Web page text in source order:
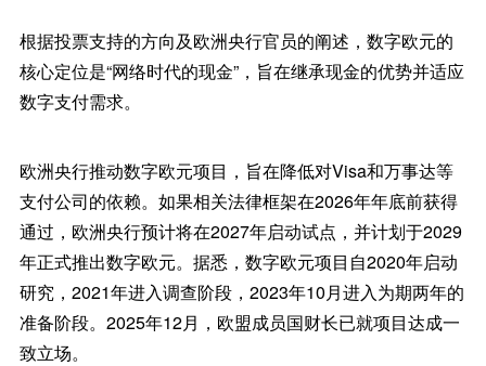
根据投票支持的方向及欧洲央行官员的阐述，数字欧元的
核心定位是“网络时代的现金”，旨在继承现金的优势并适应
数字支付需求。
欧洲央行推动数字欧元项目，旨在降低对Visa和万事达等
支付公司的依赖。如果相关法律框架在2026年年底前获得
通过，欧洲央行预计将在2027年启动试点，并计划于2029
年正式推出数字欧元。据悉，数字欧元项目自2020年启动
研究，2021年进入调查阶段，2023年10月进入为期两年的
准备阶段。2025年12月，欧盟成员国财长已就项目达成一
致立场。